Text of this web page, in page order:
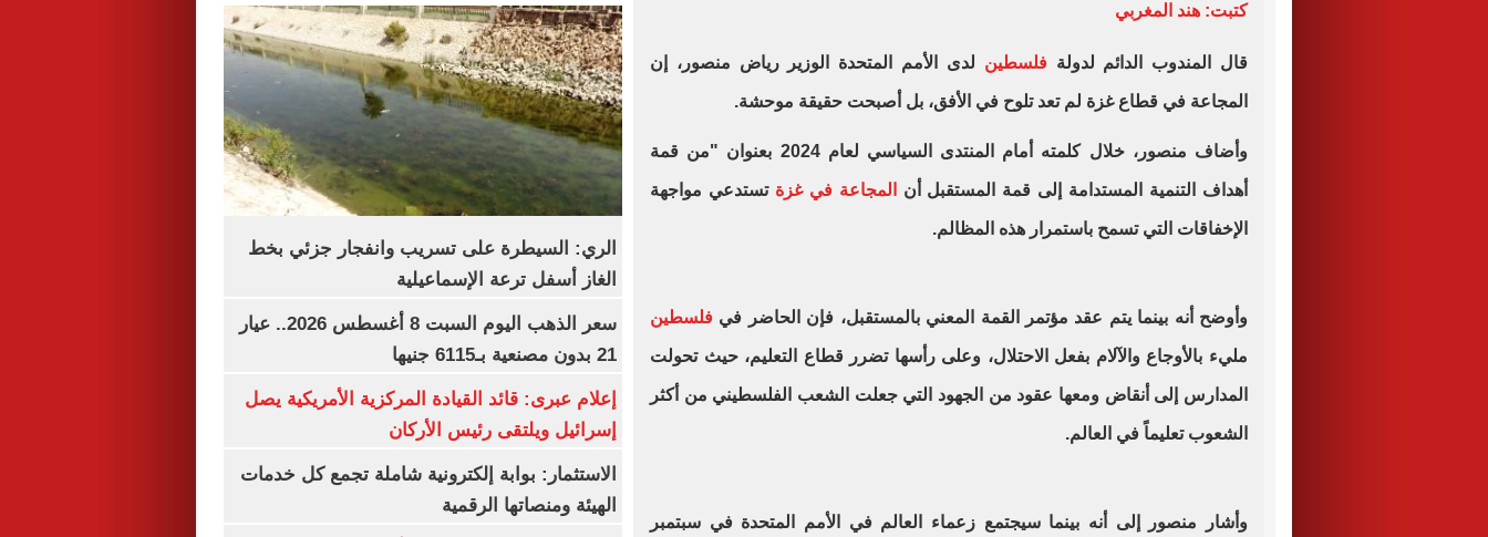
كتبت: هند المغربي
قال المندوب الدائم لدولةفلسطين لدى الأمم المتحدة الوزير رياض منصور، إن
المجاعة في قطاع غزة لم تعد تلوح في الأفق، بل أصبحت حقيقة موحشة.
وأضاف منصور، خلال كلمته أمام المنتدى السياسي لعام 2024 بعنوان "من قمة
أهداف التنمية المستدامة إلى قمة المستقبل أن المجاعة في غزة تستدعي مواجهة
الإخفاقات التي تسمح باستمرار هذه المظالم.
وأوضح أنه بينما يتم عقد مؤتمر القمة المعني بالمستقبل، فإن الحاضر في فلسطين
مليء بالأوجاع والآلام بفعل الاحتلال، وعلى رأسها تضرر قطاع التعليم، حيث تحولت
المدارس إلى أنقاض ومعها عقود من الجهود التي جعلت الشعب الفلسطيني من أكثر
الشعوب تعليماً في العالم.
وأشار منصور إلى أنه بينما سيجتمع زعماء العالم في الأمم المتحدة في سبتمبر
الري: السيطرة على تسريب وانفجار جزئي بخط
الغاز أسفل ترعة الإسماعيلية
سعر الذهب اليوم السبت 8 أغسطس 2026.. عيار
21 بدون مصنعية بـ6115 جنيها
إعلام عبرى: قائد القيادة المركزية الأمريكية يصل
إسرائيل ويلتقى رئيس الأركان
الاستثمار: بوابة إلكترونية شاملة تجمع كل خدمات
الهيئة ومنصاتها الرقمية